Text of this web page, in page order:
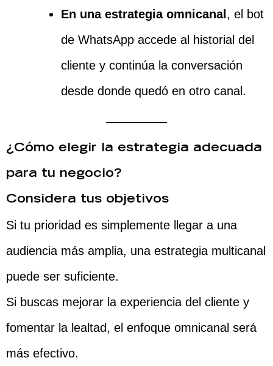
En una estrategia omnicanal , el bot
de WhatsApp accede al historial del
cliente y continúa la conversación
desde donde quedó en otro canal.
¿Cómo elegir la estrategia adecuada
para tu negocio?
Considera tus objetivos
Si tu prioridad es simplemente llegar a una
audiencia más amplia, una estrategia multicanal
puede ser suficiente.
Si buscas mejorar la experiencia del cliente y
fomentar la lealtad, el enfoque omnicanal será
más efectivo.